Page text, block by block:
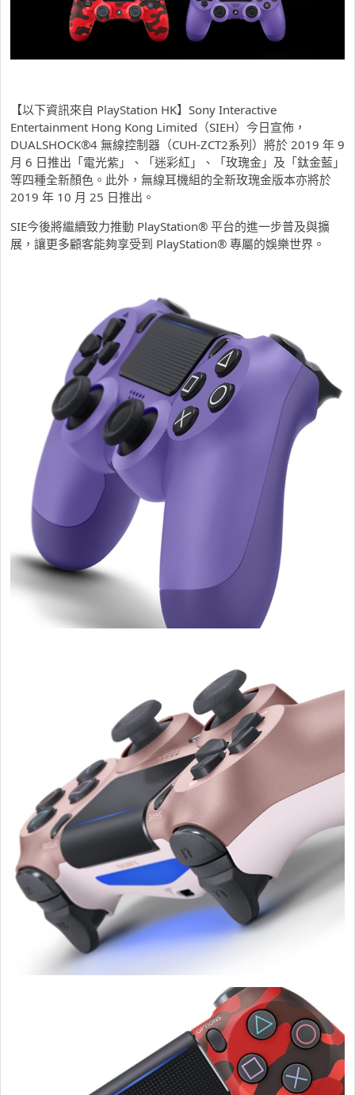
【以下資訊來自 PlayStation HK】Sony Interactive
Entertainment Hong Kong Limited（SIEH）今日宣佈，
DUALSHOCK®4 無線控制器（CUH-ZCT2系列）將於 2019 年 9
月 6 日推出「電光紫」、「迷彩紅」、「玫瑰金」及「鈦金藍」
等四種全新顏色。此外，無線耳機組的全新玫瑰金版本亦將於
2019 年 10 月 25 日推出。
SIE今後將繼續致力推動 PlayStation® 平台的進一步普及與擴
展，讓更多顧客能夠享受到 PlayStation® 專屬的娛樂世界。